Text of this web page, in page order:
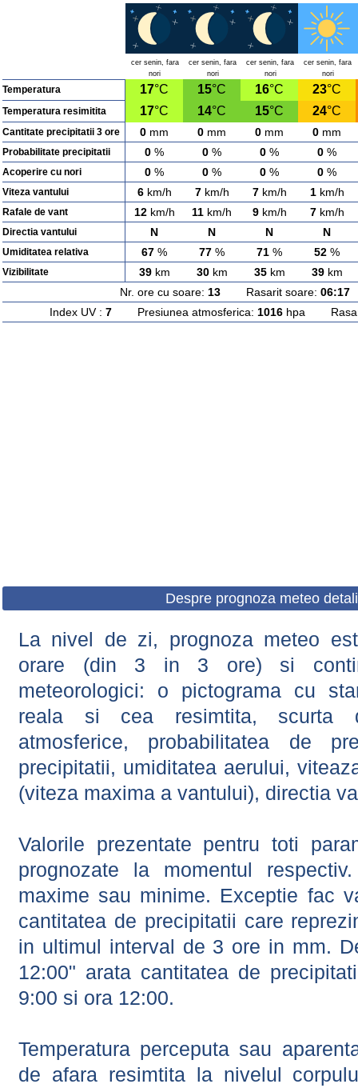
cer senin, fara
nori
cer senin, fara
nori
cer senin, fara
nori
cer senin, fara
nori
Temperatura 17°C 15°C 16°C 23°C
Temperatura resimitita 17°C 14°C 15°C 24°C
Cantitate precipitatii 3 ore 0 mm 0 mm 0 mm 0 mm
Probabilitate precipitatii 0 % 0 % 0 % 0 %
Acoperire cu nori 0 % 0 % 0 % 0 %
Viteza vantului 6km/h 7km/h 7km/h 1km/h
Rafale de vant 12km/h 11 km/h 9km/h 7km/h
Directia vantului N N N N
Umiditatea relativa 67 % 77 % 71 % 52 %
Vizibilitate 39km 30km 35km 39km
Nr. ore cu soare: 13Rasarit soare: 06:17
Index UV : 7Presiunea atmosferica: 1016hpa
Despre prognoza meteo
La nivel de zi, prognoza meteo
orare (din 3 in 3 ore) si
meteorologici: o pictograma cu
reala si cea resimtita, scurta
atmosferice, probabilitatea de
precipitatii, umiditatea aerului,
(viteza maxima a vantului), directia
Valorile prezentate pentru toti
prognozate la momentul
maxime sau minime. Exceptie fac
cantitatea de precipitatii care
in ultimul interval de 3 ore in mm.
12:00" arata cantitatea de
9:00 si ora 12:00.
Temperatura perceputa sau
de afara resimtita la nivelul